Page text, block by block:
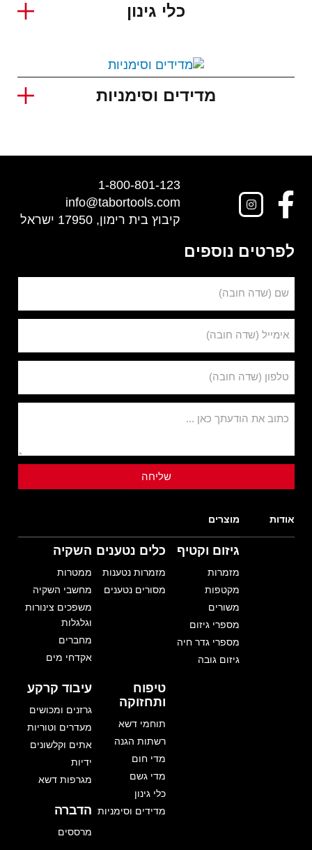
כלי גינון
מדידים וסימניות
1-800-801-123
info@tabortools.com
קיבוץ בית רימון, 17950 ישראל
לפרטים נוספים
שם (שדה חובה)
אימייל (שדה חובה)
טלפון (שדה חובה)
כתוב את הודעתך כאן ...
אודות מוצרים
גיזום וקטיף
מזמרות
מקטפות
משורים
מספרי גיזום
מספרי גדר חיה
גיזום גובה
כלים נטענים
מזמרות נטענות
מסורים נטענים
השקיה
ממטרות
מחשבי השקיה
משפכים צינורות
וגלגלות
מחברים
אקדחי מים
טיפוח
ותחזוקה
תוחמי דשא
רשתות הגנה
מדי חום
מדי גשם
כלי גינון
מדידים וסימניות
עיבוד קרקע
גרזנים ומכושים
מעדרים וטוריות
אתים וקלשונים
ידיות
מגרפות דשא
הדברה
מרססים